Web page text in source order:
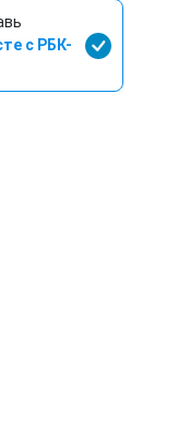
с РБК-